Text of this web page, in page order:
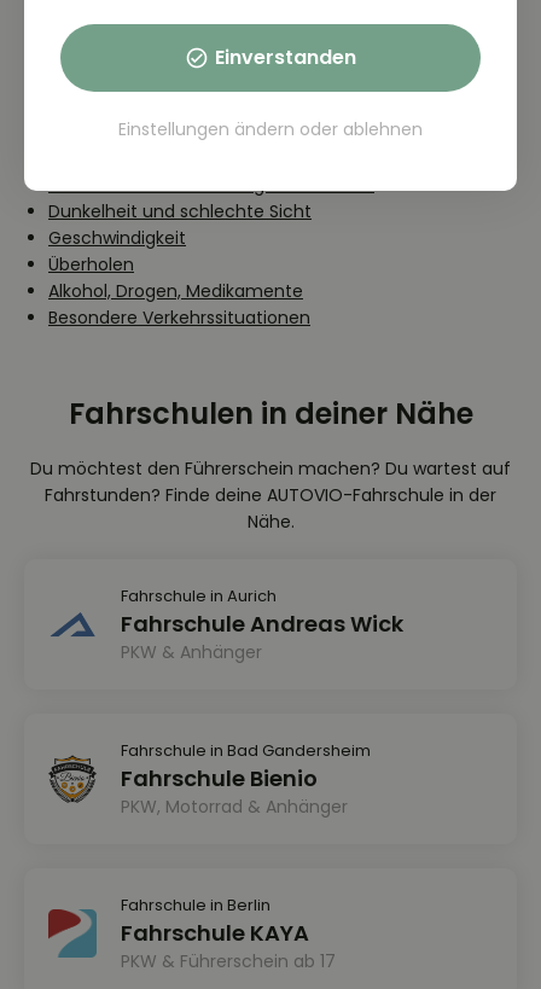
Bereite dich auf deine Führerschein Theorieprüfung vor.
Lerne auch die Theoriefragen weiterer passender
Themen.
Grundformen des Verkehrsverhaltens
Dunkelheit und schlechte Sicht
Geschwindigkeit
Überholen
Alkohol, Drogen, Medikamente
Besondere Verkehrssituationen
Fahrschulen in deiner Nähe
Du möchtest den Führerschein machen? Du wartest auf
Fahrstunden? Finde deine AUTOVIO-Fahrschule in der
Nähe.
Fahrschule in Aurich
Fahrschule Andreas Wick
PKW & Anhänger
Fahrschule in Bad Gandersheim
Fahrschule Bienio
PKW, Motorrad & Anhänger
Fahrschule in Berlin
Fahrschule KAYA
PKW & Führerschein ab 17
Einverstanden
Einstellungen ändern oder ablehnen